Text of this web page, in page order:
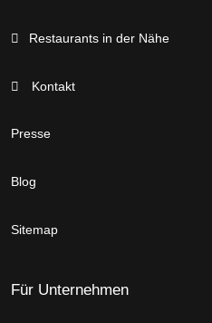
Restaurants in der Nähe
Kontakt
Presse
Blog
Sitemap
Für Unternehmen